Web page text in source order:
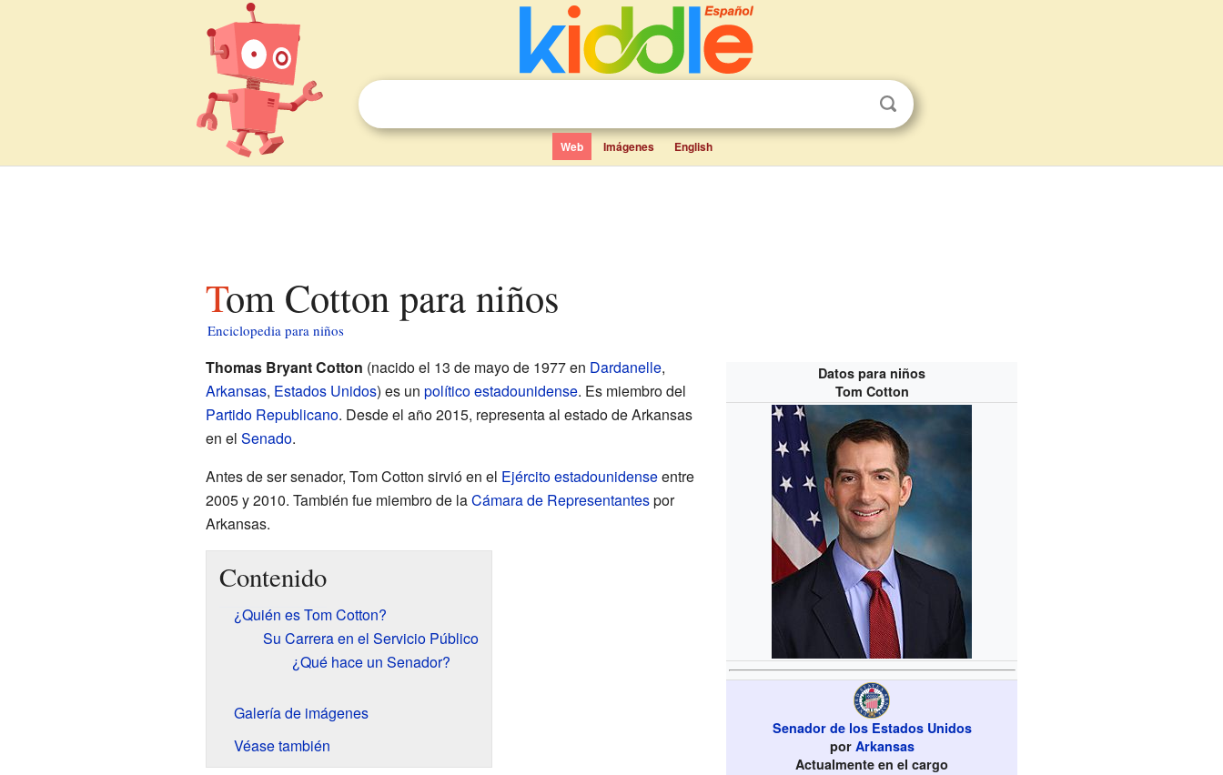
Web Imágenes English
Tom Cotton para niños
Enciclopedia para niños
Datos para niños
Tom Cotton
Senador de los Estados Unidos
por Arkansas
Actualmente en el cargo
Thomas Bryant Cotton (nacido el 13 de mayo de 1977 en Dardanelle,
Arkansas, Estados Unidos) es un políticoestadounidense. Es miembro del
Partido Republicano. Desde el año 2015, representa al estado de Arkansas
en el Senado.
Antes de ser senador, Tom Cotton sirvió en el Ejército estadounidenseentre
2005 y 2010. También fue miembro de laCámara de Representantespor
Arkansas.
Contenido
¿Quién es Tom Cotton?
Su Carrera en el Servicio Público
¿Qué hace un Senador?
Galería de imágenes
Véase también